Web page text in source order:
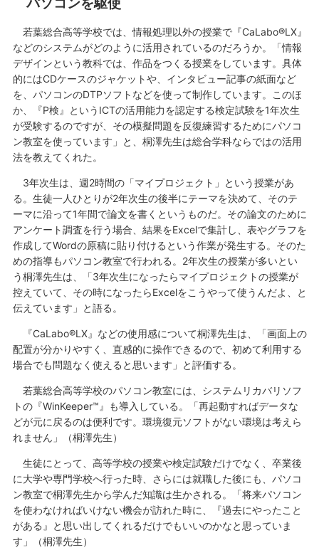
若葉総合高等学校では、情報処理以外の授業で『CaLabo®LX』
などのシステムがどのように活用されているのだろうか。「情報
デザインという教科では、作品をつくる授業をしています。具体
的にはCDケースのジャケットや、インタビュー記事の紙面など
を、パソコンのDTPソフトなどを使って制作しています。このほ
か、『P検』というICTの活用能力を認定する検定試験を1年次生
が受験するのですが、その模擬問題を反復練習するためにパソコ
ン教室を使っています」と、桐澤先生は総合学科ならではの活用
法を教えてくれた。
3年次生は、週2時間の「マイプロジェクト」という授業があ
る。生徒一人ひとりが2年次生の後半にテーマを決めて、そのテ
ーマに沿って1年間で論文を書くというものだ。その論文のために
アンケート調査を行う場合、結果をExcelで集計し、表やグラフを
作成してWordの原稿に貼り付けるという作業が発生する。そのた
めの指導もパソコン教室で行われる。2年次生の授業が多いとい
う桐澤先生は、「3年次生になったらマイプロジェクトの授業が
控えていて、その時になったらExcelをこうやって使うんだよ、と
伝えています」と語る。
『CaLabo®LX』などの使用感について桐澤先生は、「画面上の
配置が分かりやすく、直感的に操作できるので、初めて利用する
場合でも問題なく使えると思います」と評価する。
若葉総合高等学校のパソコン教室には、システムリカバリソフ
トの『WinKeeper™』も導入している。「再起動すればデータな
どが元に戻るのは便利です。環境復元ソフトがない環境は考えら
れません」（桐澤先生）
生徒にとって、高等学校の授業や検定試験だけでなく、卒業後
に大学や専門学校へ行った時、さらには就職した後にも、パソコ
ン教室で桐澤先生から学んだ知識は生かされる。「将来パソコン
を使わなければいけない機会が訪れた時に、『過去にやったこと
がある』と思い出してくれるだけでもいいのかなと思っていま
す」（桐澤先生）